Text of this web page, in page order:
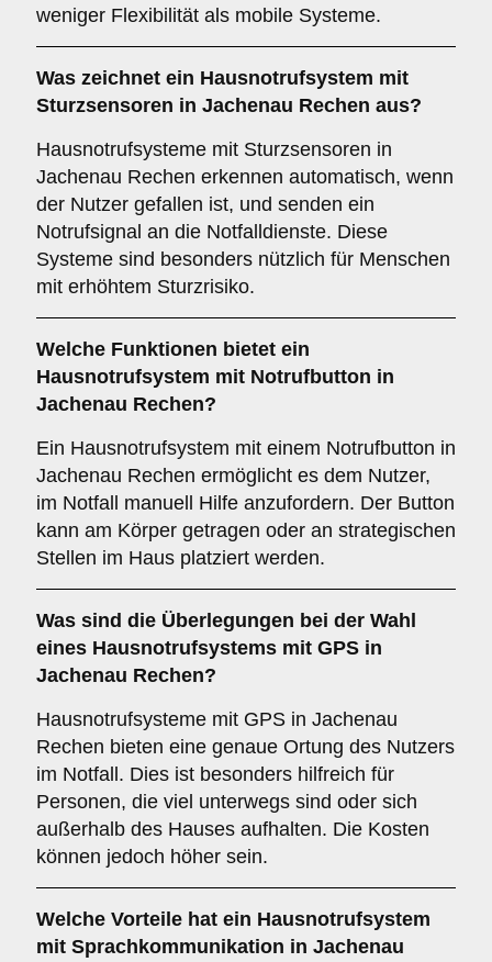
weniger Flexibilität als mobile Systeme.
Was zeichnet ein Hausnotrufsystem mit
Sturzsensoren in Jachenau Rechen aus?
Hausnotrufsysteme mit Sturzsensoren in
Jachenau Rechen erkennen automatisch, wenn
der Nutzer gefallen ist, und senden ein
Notrufsignal an die Notfalldienste. Diese
Systeme sind besonders nützlich für Menschen
mit erhöhtem Sturzrisiko.
Welche Funktionen bietet ein
Hausnotrufsystem mit Notrufbutton in
Jachenau Rechen?
Ein Hausnotrufsystem mit einem Notrufbutton in
Jachenau Rechen ermöglicht es dem Nutzer,
im Notfall manuell Hilfe anzufordern. Der Button
kann am Körper getragen oder an strategischen
Stellen im Haus platziert werden.
Was sind die Überlegungen bei der Wahl
eines Hausnotrufsystems mit GPS in
Jachenau Rechen?
Hausnotrufsysteme mit GPS in Jachenau
Rechen bieten eine genaue Ortung des Nutzers
im Notfall. Dies ist besonders hilfreich für
Personen, die viel unterwegs sind oder sich
außerhalb des Hauses aufhalten. Die Kosten
können jedoch höher sein.
Welche Vorteile hat ein Hausnotrufsystem
mit Sprachkommunikation in Jachenau